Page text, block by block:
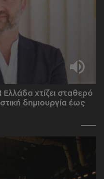
χτίζει σταθερό
δημιουργία έως